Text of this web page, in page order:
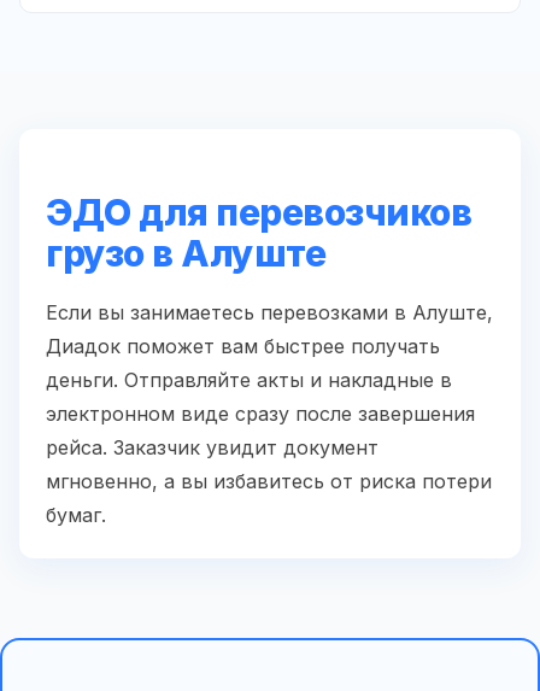
ЭДО для перевозчиков
грузо в Алуште
Если вы занимаетесь перевозками в Алуште,
Диадок поможет вам быстрее получать
деньги. Отправляйте акты и накладные в
электронном виде сразу после завершения
рейса. Заказчик увидит документ
мгновенно, а вы избавитесь от риска потери
бумаг.